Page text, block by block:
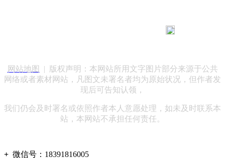
网站地图
| 版权声明：本网站所用文字图片部分来源于公共
网络或者素材网站，凡图文未署名者均为原始状况，但作者发
现后可告知认领，
我们仍会及时署名或依照作者本人意愿处理，如未及时联系本
站，本网站不承担任何责任。
+ 微信号： 18391816005